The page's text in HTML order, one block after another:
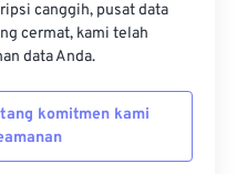
canggih, pusat data
cermat, kami telah
data Anda.
komitmen kami